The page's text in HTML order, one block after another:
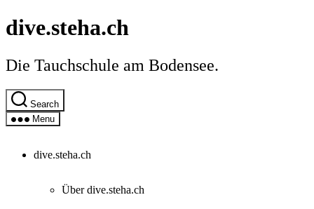
Skip
to
content
dive.steha.ch
Die Tauchschule am Bodensee.
Search
Menu
dive.steha.ch
Über dive.steha.ch